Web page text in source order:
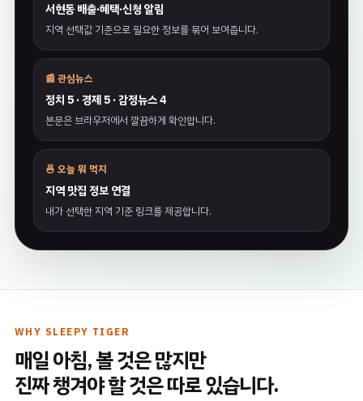
서현동 배출·혜택·신청 알림
지역 선택값 기준으로 필요한 정보를 묶어 보여줍니다.
📰 관심뉴스
정치 5 · 경제 5 · 감정뉴스 4
본문은 브라우저에서 깔끔하게 확인합니다.
🍜 오늘 뭐 먹지
지역 맛집 정보 연결
내가 선택한 지역 기준 링크를 제공합니다.
WHY SLEEPY TIGER
매일 아침, 볼 것은 많지만
진짜 챙겨야 할 것은 따로 있습니다.